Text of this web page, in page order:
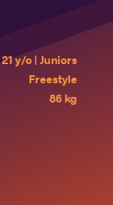
21 y/o | Juniors
Freestyle
86 kg